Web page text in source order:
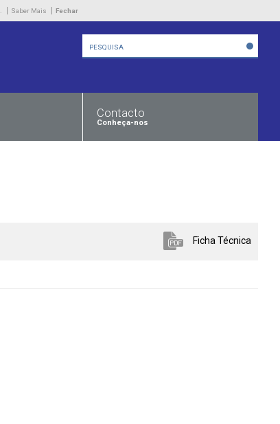
Saber Mais Fechar
Produtos
Novidades
Contacto
Conheça-nos
Ficha Técnica